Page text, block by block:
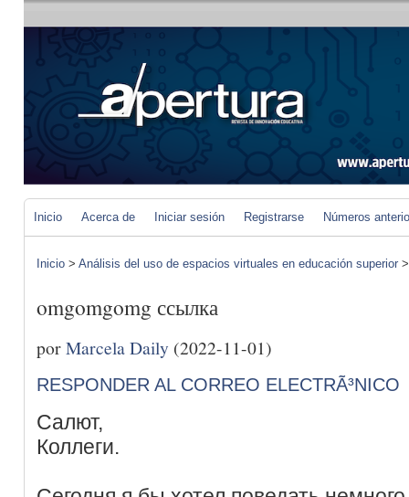
Inicio Acerca de Iniciar sesión Registrarse Números
Inicio > Análisis del uso de espacios virtuales en educación superior
omgomgomg ссылка
porMarcela Daily (2022-11-01)
RESPONDER AL CORREO ELECTRÃ³NICO
Салют,
Коллеги.